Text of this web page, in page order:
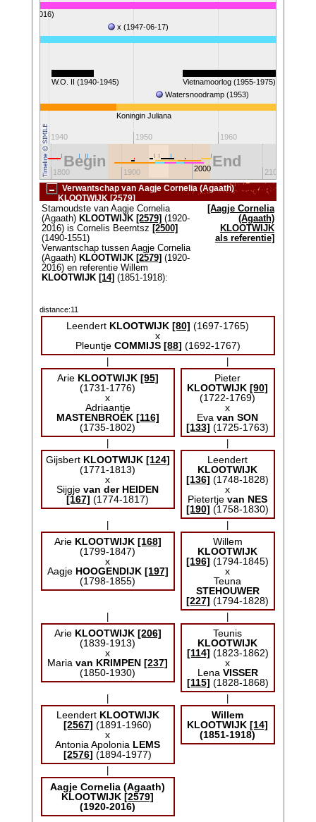
1940 1950 1960
Vietnamoorlog (1955-1975)
Watersnoodramp (1953)
Koningin Juliana
x (1947-06-17)
W.O. II (1940-1945)
(1920-2016)
1800 1900 2000 2100
Begin End
Verwantschap van Aagje Cornelia (Agaath)
KLOOTWIJK [2579]
Stamoudste van Aagje Cornelia
(Agaath) KLOOTWIJK [2579] (1920-
2016) is Cornelis Beerntsz [2500]
(1490-1551)
Verwantschap tussen Aagje Cornelia
(Agaath) KLOOTWIJK [2579] (1920-
2016) en referentie Willem
KLOOTWIJK [14] (1851-1918):
[Aagje Cornelia
(Agaath)
KLOOTWIJK
als referentie]
distance:11
Leendert KLOOTWIJK [80] (1697-1765)
x
Pleuntje COMMIJS [88] (1692-1767)
Arie KLOOTWIJK [95]
(1731-1776)
x
Adriaantje
MASTENBROEK [116]
(1735-1802)
Pieter
KLOOTWIJK [90]
(1722-1769)
x
Evavan SON
[133] (1725-1763)
Gijsbert KLOOTWIJK [124]
(1771-1813)
x
Sijgjevan der HEIDEN
[167] (1774-1817)
Leendert
KLOOTWIJK
[136] (1748-1828)
x
Pietertjevan NES
[190] (1758-1830)
Arie KLOOTWIJK [168]
(1799-1847)
x
Aagje HOOGENDIJK [197]
(1798-1855)
Willem
KLOOTWIJK
[196] (1794-1845)
x
Teuna
STEHOUWER
[227] (1794-1828)
Arie KLOOTWIJK [206]
(1839-1913)
x
Mariavan KRIMPEN [237]
(1850-1930)
Teunis
KLOOTWIJK
[114] (1823-1862)
x
Lena VISSER
[115] (1828-1868)
Leendert KLOOTWIJK
[2567] (1891-1960)
x
Antonia Apolonia LEMS
[2576] (1894-1977)
Willem
KLOOTWIJK [14]
(1851-1918)
Aagje Cornelia (Agaath)
KLOOTWIJK [2579]
(1920-2016)